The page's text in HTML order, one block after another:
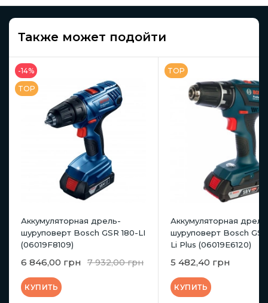
Также может подойти
-14%
TOP
Аккумуляторная дрель-
шуруповерт Bosch GSR 180-LI
(06019F8109)
6 846,00 грн 7 932,00 грн
КУПИТЬ
TOP
Аккумуляторная
шуруповерт Bosch
Li Plus (06019E6120)
5 482,40 грн
КУПИТЬ